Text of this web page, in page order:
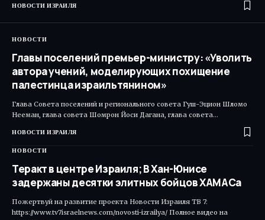
НОВОСТИ ИЗРАИЛЯ
НОВОСТИ
Главы поселений премьер-министру: «Уволить
автора учений, моделирующих похищение
палестинца израильтянином»
Глава Совета поселений и регионального совета Гуш-Эцион Шломо
Нееман, глава совета Шомрон Йоси Дагана, глава совета…
НОВОСТИ ИЗРАИЛЯ
НОВОСТИ
Теракт в центре Израиля; В Хан-Юнисе
задержаны десятки элитных бойцов ХАМАСа
Пожертвуй на развитие проекта Новости Израиля ТВ 7:
https://www.tv7israelnews.com/novosti-izrailya/ Полное видео на